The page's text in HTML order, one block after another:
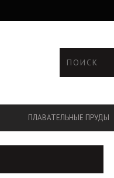
ПЛАВАТЕЛЬНЫЕ ПРУДЫ